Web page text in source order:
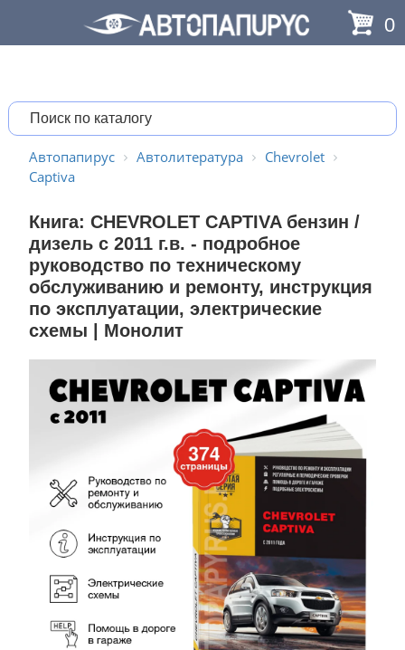
0
Автопапирус Автолитература
Chevrolet
Captiva
Книга: CHEVROLET CAPTIVA бензин /
дизель с 2011 г.в. - подробное
руководство по техническому
обслуживанию и ремонту, инструкция
по эксплуатации, электрические
схемы | Монолит